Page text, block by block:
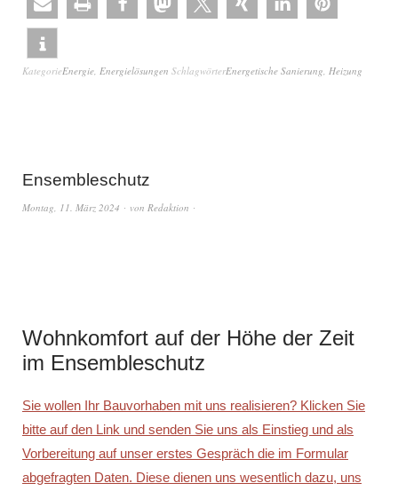
KategorieEnergie Energielösungen SchlagwörterEnergetische Sanierung Heizung
Ensembleschutz
Montag, 11. März 2024 von Redaktion
Wohnkomfort auf der Höhe der Zeit
im Ensembleschutz
Sie wollen Ihr Bauvorhaben mit uns realisieren? Klicken Sie
bitte auf den Link und senden Sie uns als Einstieg und als
Vorbereitung auf unser erstes Gespräch die im Formular
abgefragten Daten. Diese dienen uns wesentlich dazu, uns